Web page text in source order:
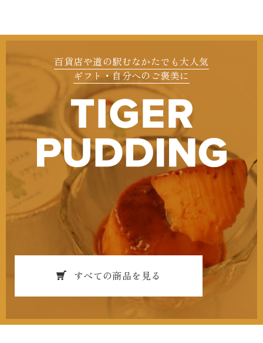
百貨店や道の駅むなかたでも大人気
ギフト・自分へのご褒美に
すべての商品を見る